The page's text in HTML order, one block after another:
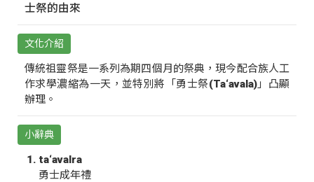
士祭的由來
文化介紹
傳統祖靈祭是一系列為期四個月的祭典，現今配合族人工
作求學濃縮為一天，並特別將「勇士祭(Ta‘avala)」凸顯
辦理。
小辭典
ta‘avalra
勇士成年禮